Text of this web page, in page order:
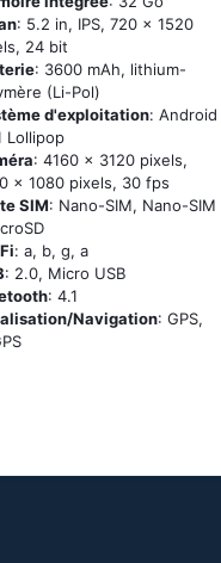
: 5.2 in, IPS, 720 x 1520
24 bit
: 3600 mAh, lithium-
(Li-Pol)
d'exploitation: Аndrоid
Lоlliрор
: 4160 x 3120 pixels,
x 1080 pixels, 30 fps
SIM: Nano-SIM, Nano-SIM
: а, b, g, а
: 2.0, Micro USB
: 4.1
Navigation: GРS,